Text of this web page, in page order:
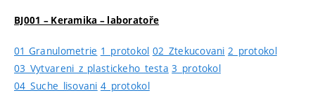
BJ001 – Keramika – laboratoře
01 Granulometrie 1_protokol 02_Ztekucovani 2_protokol
03_Vytvareni_z_plastickeho_testa 3_protokol
04_Suche_lisovani 4_protokol